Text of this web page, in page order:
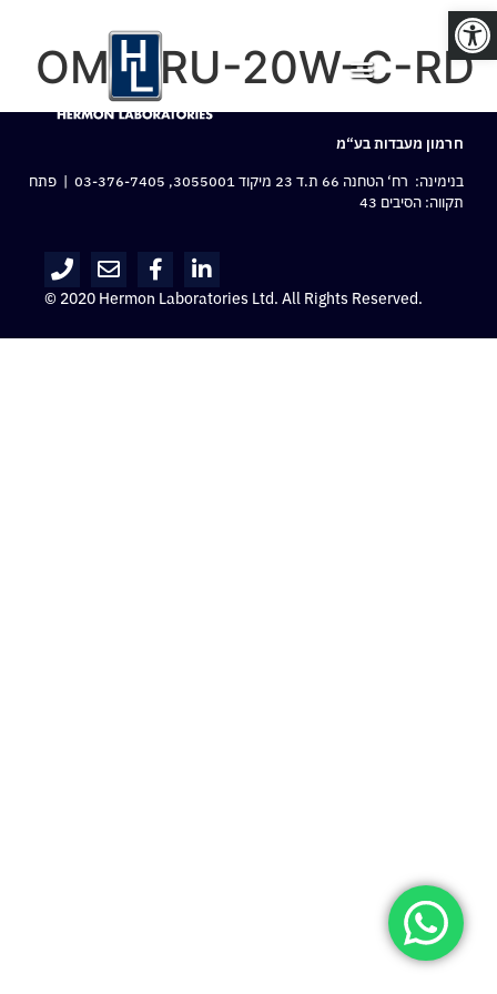
פתח סרגל נגישות
OM-BRU-20W-C-RD
חרמון מעבדות בע“מ
בנימינה: רח‘ הטחנה 66 ת.ד 23 מיקוד 3055001,
03-376-7405 | פתח
תקווה: הסיבים 43
© 2020 Hermon Laboratories Ltd. All Rights Reserved.